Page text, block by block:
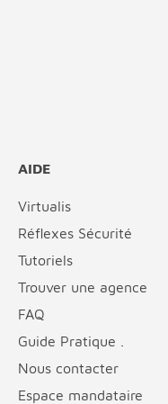
AIDE
Virtualis
Réflexes Sécurité
Tutoriels
Trouver une agence
FAQ
Guide Pratique .
Nous contacter
Espace mandataire